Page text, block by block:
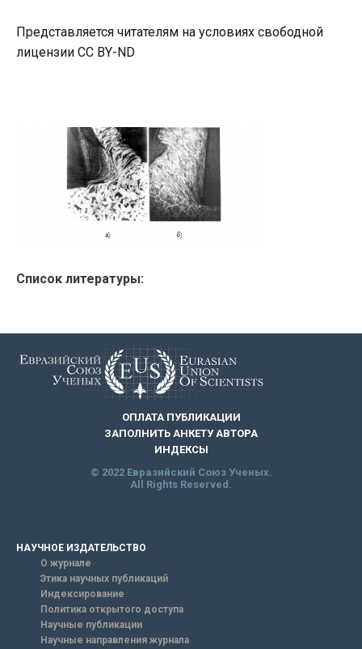
Представляется читателям на условиях свободной
лицензии CC BY-ND
Список литературы:
ОПЛАТА ПУБЛИКАЦИИ
ЗАПОЛНИТЬ АНКЕТУ АВТОРА
ИНДЕКСЫ
© 2022 Евразийский Союз Ученых.
All Rights Reserved.
НАУЧНОЕ ИЗДАТЕЛЬСТВО
О журнале
Этика научных публикаций
Индексирование
Политика открытого доступа
Научные публикации
Научные направления журнала